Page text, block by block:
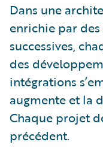
Dans une
enrichie par des
successives,
des
intégrations
augmente et la
Chaque projet
précédent.